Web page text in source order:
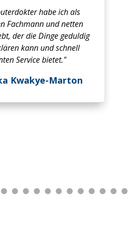
gute Hilfe von meinem
Jährlich kümmert er
Verlängerung meines
Strato-Domainnamen
Updates für Microsoft
und Windows. Zudem
West de Veer